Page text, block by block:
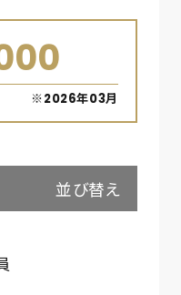
※2026年03月
並び替え